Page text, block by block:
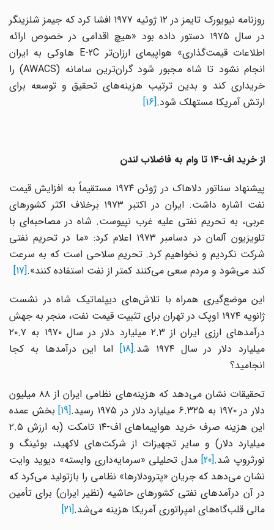
روزنامه نیویورک تایمز در ۱۲ ژوئیه ۱۹۷۷ افشا کرد که جیمز شلزینگر
در سال ۱۹۷۵ دستور داده بود «هیچ اقدامی در خصوص ارائه
اطلاعات قیمت‌گذاری» هواپیمای ارزان‌تر E-2C هاوکی به ایران
انجام نشود تا شاه مجبور شود گران‌ترین سامانه (AWACS) را
خریداری کند و بدین ترتیب هزینه‌های تحقیق و توسعه برای
ارتش آمریکا مستهلک شود.[16]
از خرید اف-۱۴ تا وام به فاضلاب لندن
پیشنهاد سناتور دلاهاک در ژوئن ۱۹۷۴ مستقیماً به افزایش قیمت
نفت اشاره داشت. ایران در اکتبر ۱۹۷۳ برخلاف اکثر کشورهای
عربی، به تحریم نفتی علیه غرب نپیوست. شاه در مصاحبه‌ای با
تلویزیون آلمان در دسامبر ۱۹۷۳ اعلام کرد: «ما در تحریم نفتی
شرکت نکردیم و نخواهیم کرد. تحریم سلاحی است که به سرعت
کند می‌شود و مردم سعی می‌کنند کمتر از نفت استفاده کنند».[17]
این موضع‌گیری همراه با تلاش‌های دیپلماتیک شاه در نشست
ژانویه ۱۹۷۴ اوپک در تهران برای تثبیت قیمت نفت، منجر به جهش
درآمدهای ارزی ایران از ۲.۳ میلیارد دلار در سال ۱۹۷۰ به ۲۰.۷
میلیارد دلار در سال ۱۹۷۴ شد.
[18]
اما این درآمدها به کجا
انجامید؟
تحقیقات نشان می‌دهد که هزینه‌های نظامی ایران از ۸۸ میلیون
دلار در ۱۹۷۰ به ۶.۳۲۵ میلیارد دلار در ۱۹۷۵ رسید.
[19]
بخش عمده
این هزینه صرف خرید هواپیماهای اف-۱۴ تامکت (به ارزش ۲.۵
میلیارد دلار) و سایر تجهیزات از شرکت‌های لاکهید، بوئینگ و
نورثروپ شد.[20]
مدل تحلیلی «سرمایه‌داری وابسته» دیوید وایت
نشان می‌دهد که جریان «پترودلارها» نظامی را بازتولید می‌کرد که
در آن درآمدهای نفتی کشورهای حاشیه (نظیر ایران) برای تأمین
مالی قلب‌گاه‌های امپراتوری آمریکا هزینه می‌شد.[21]